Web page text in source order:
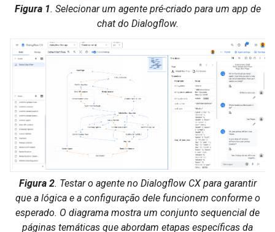
Figura 1. Selecionar um agente pré-criado para um app de
chat do Dialogflow.
Figura 2. Testar o agente no Dialogflow CX para garantir
que a lógica e a configuração dele funcionem conforme o
esperado. O diagrama mostra um conjunto sequencial de
páginas temáticas que abordam etapas específicas da